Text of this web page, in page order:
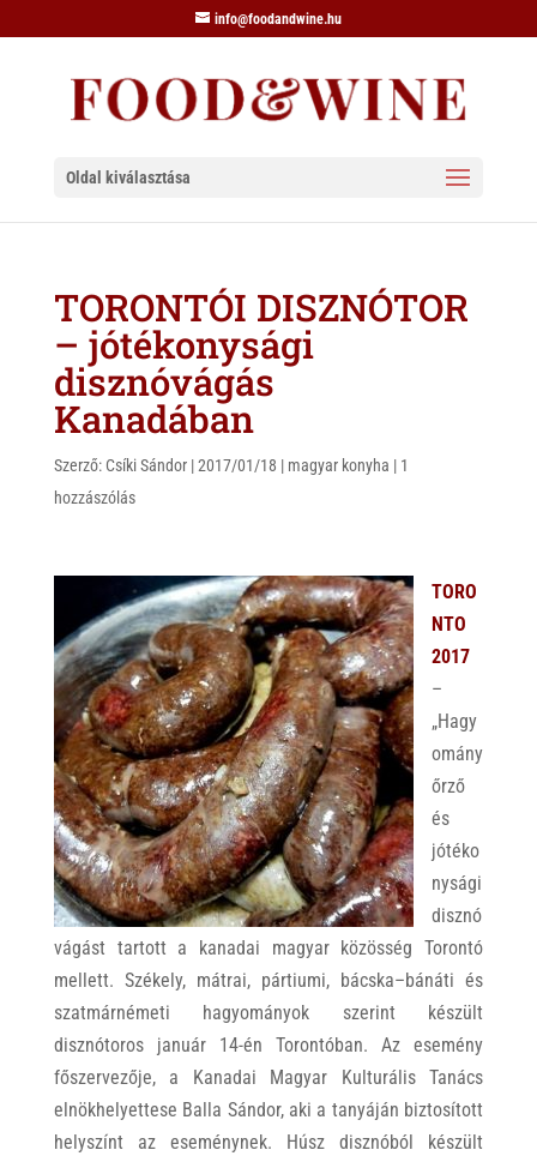
info@foodandwine.hu
Oldal kiválasztása
TORONTÓI DISZNÓTOR
– jótékonysági
disznóvágás
Kanadában
Szerző: Csíki Sándor|2017/01/18 | magyar konyha | 1
hozzászólás
TORO
NTO
2017
–
„Hagy
omány
őrző
és
jótéko
nysági
disznó
vágást tartott a kanadai magyar közösség Torontó
mellett. Székely, mátrai, pártiumi, bácska–bánáti és
szatmárnémeti hagyományok szerint készült
disznótoros január 14-én Torontóban. Az esemény
főszervezője, a Kanadai Magyar Kulturális Tanács
elnökhelyettese Balla Sándor, aki a tanyáján biztosított
helyszínt az eseménynek. Húsz disznóból készült